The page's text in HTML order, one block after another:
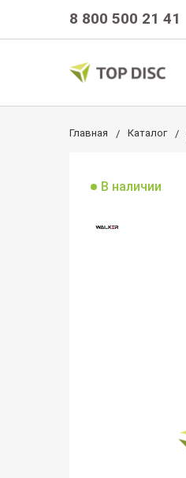
8 800 500 21 41
Главная Каталог
В наличии